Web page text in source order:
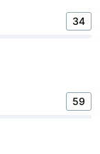
34
59